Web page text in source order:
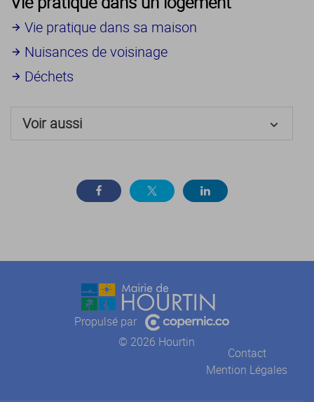
Vie pratique dans sa maison
Nuisances de voisinage
Déchets
Voir aussi
Hébergement des personnes âgées
Hébergement d'une personne en situation de handicap
Propulsé par
© 2026 Hourtin
Contact
Mention Légales